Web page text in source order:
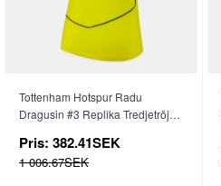
Tottenham Hotspur Radu
Dragusin #3 Replika Tredjetröja
Pris: 382.41SEK
1 006.67SEK